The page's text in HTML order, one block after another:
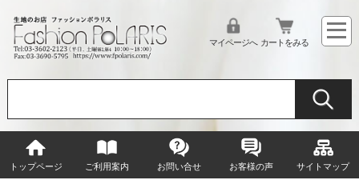
マイページへ カートをみる
トップページ ご利用案内 お問い合せ お客様の声 サイトマップ